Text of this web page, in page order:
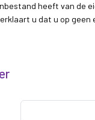
heeft van de
u dat u op